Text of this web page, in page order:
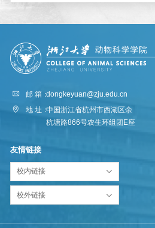
邮 箱：dongkeyuan@zju.edu.cn
地 址：中国浙江省杭州市西湖区余
杭塘路866号农生环组团E座
友情链接
校内链接
校外链接